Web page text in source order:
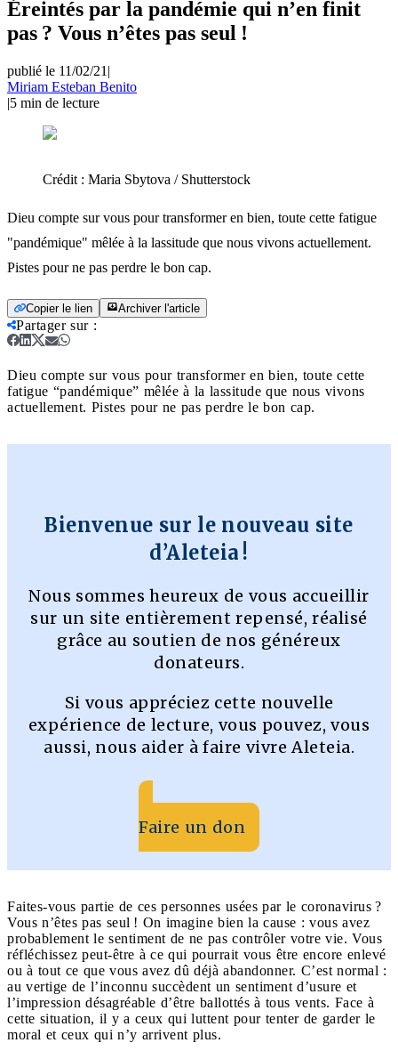
Éreintés par la pandémie qui n’en finit
pas ? Vous n’êtes pas seul !
publié le 11/02/21 |
Miriam Esteban Benito
|5 min de lecture
Crédit : Maria Sbytova / Shutterstock
Dieu compte sur vous pour transformer en bien, toute cette fatigue
"pandémique" mêlée à la lassitude que nous vivons actuellement.
Pistes pour ne pas perdre le bon cap.
Copier le lien Archiver l'article
Partager sur:
Dieu compte sur vous pour transformer en bien, toute cette
fatigue “pandémique” mêlée à la lassitude que nous vivons
actuellement. Pistes pour ne pas perdre le bon cap.
Bienvenue sur le nouveau site
d’Aleteia !
Nous sommes heureux de vous accueillir
sur un site entièrement repensé, réalisé
grâce au soutien de nos généreux
donateurs.
Si vous appréciez cette nouvelle
expérience de lecture, vous pouvez, vous
aussi, nous aider à faire vivre Aleteia.
Faire un don
Faites-vous partie de ces personnes usées par le coronavirus ?
Vous n’êtes pas seul ! On imagine bien la cause : vous avez
probablement le sentiment de ne pas contrôler votre vie. Vous
réfléchissez peut-être à ce qui pourrait vous être encore enlevé
ou à tout ce que vous avez dû déjà abandonner. C’est normal :
au vertige de l’inconnu succèdent un sentiment d’usure et
l’impression désagréable d’être ballottés à tous vents. Face à
cette situation, il y a ceux qui luttent pour tenter de garder le
moral et ceux qui n’y arrivent plus.